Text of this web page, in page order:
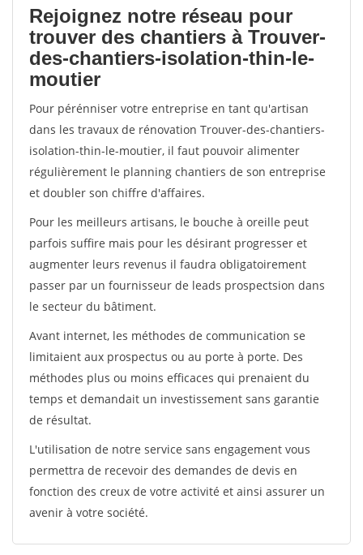
Rejoignez notre réseau pour
trouver des chantiers à Trouver-
des-chantiers-isolation-thin-le-
moutier
Pour pérénniser votre entreprise en tant qu'artisan
dans les travaux de rénovation Trouver-des-chantiers-
isolation-thin-le-moutier, il faut pouvoir alimenter
régulièrement le planning chantiers de son entreprise
et doubler son chiffre d'affaires.
Pour les meilleurs artisans, le bouche à oreille peut
parfois suffire mais pour les désirant progresser et
augmenter leurs revenus il faudra obligatoirement
passer par un fournisseur de leads prospectsion dans
le secteur du bâtiment.
Avant internet, les méthodes de communication se
limitaient aux prospectus ou au porte à porte. Des
méthodes plus ou moins efficaces qui prenaient du
temps et demandait un investissement sans garantie
de résultat.
L'utilisation de notre service sans engagement vous
permettra de recevoir des demandes de devis en
fonction des creux de votre activité et ainsi assurer un
avenir à votre société.